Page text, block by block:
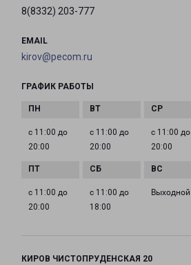
8(8332) 203-777
EMAIL
kirov@pecom.ru
ГРАФИК РАБОТЫ
с 11:00 до
20:00
с 11:00 до
20:00
с 11:00 до
20:00
с 11:00 до
20:00
с 11:00 до
18:00
Выходной
КИРОВ ЧИСТОПРУДЕНСКАЯ 20